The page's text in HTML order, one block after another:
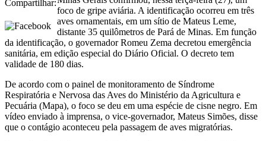
Compartilhar:
foco de gripe aviária. A identificação ocorreu em três
aves ornamentais, em um sítio de Mateus Leme,
distante 35 quilômetros de Pará de Minas. Em função
da identificação, o governador Romeu Zema decretou emergência
sanitária, em edição especial do Diário Oficial. O decreto tem
validade de 180 dias.
De acordo com o painel de monitoramento de Síndrome
Respiratória e Nervosa das Aves do Ministério da Agricultura e
Pecuária (Mapa), o foco se deu em uma espécie de cisne negro. Em
vídeo enviado à imprensa, o vice-governador, Mateus Simões, disse
que o contágio aconteceu pela passagem de aves migratórias.